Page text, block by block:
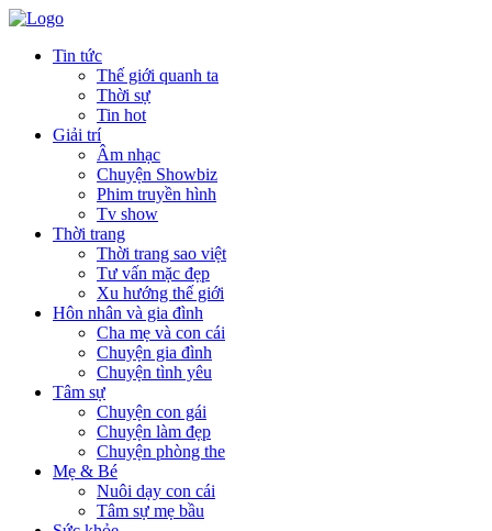
Tin tức
Thế giới quanh ta
Thời sự
Tin hot
Giải trí
Âm nhạc
Chuyện Showbiz
Phim truyền hình
Tv show
Thời trang
Thời trang sao việt
Tư vấn mặc đẹp
Xu hướng thế giới
Hôn nhân và gia đình
Cha mẹ và con cái
Chuyện gia đình
Chuyện tình yêu
Tâm sự
Chuyện con gái
Chuyện làm đẹp
Chuyện phòng the
Mẹ & Bé
Nuôi dạy con cái
Tâm sự mẹ bầu